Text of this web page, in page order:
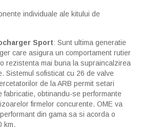
individuale ale kitului de
Sport: Sunt ultima generatie
care asigura un comportament rutier
rezistenta mai buna la supraincalzirea
Sistemul sofisticat cu 26 de valve
de la ARB permit setari
fabricatie, obtinandu-se performante
firmelor concurente. OME va
din gama sa si acorda o
km.